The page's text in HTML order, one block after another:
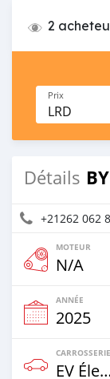
2
Prix
LRD
Détails
+21262 062
MOTEUR
N/A
ANNÉE
2025
CARROSSERIE
EV